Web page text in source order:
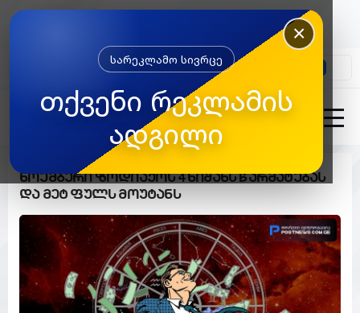
×
სარეკლამო სივრცე
თქვენი რეკლამის
ადგილი
კონტაქტი
ნოემბერი ზოდიაქოს 4 ნიშანს წარმატებას
და მეტ ფულს მოუტანს